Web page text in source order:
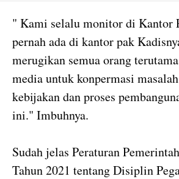
" Kami selalu monitor di Kantor
pernah ada di kantor pak
merugikan semua orang
media untuk konpermasi
kebijakan dan proses
ini." Imbuhnya.
Sudah jelas Peraturan
Tahun 2021 tentang Disiplin